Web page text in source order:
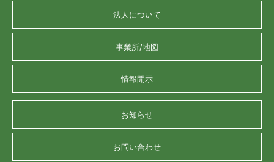
法人について
事業所/地図
情報開示
お知らせ
お問い合わせ